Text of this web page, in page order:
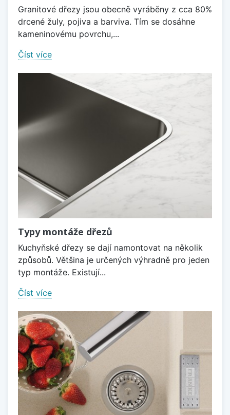
Granitové dřezy jsou obecně vyráběny z cca 80%
drcené žuly, pojiva a barviva. Tím se dosáhne
kameninovému povrchu,...
Číst více
Typy montáže dřezů
Kuchyňské dřezy se dají namontovat na několik
způsobů. Většina je určených výhradně pro jeden
typ montáže. Existují...
Číst více